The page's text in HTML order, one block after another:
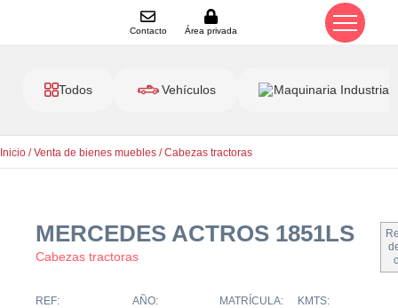
Contacto Área privada
Todos Vehículos Maquinaria Industrial
Inicio /Venta de bienes muebles /Cabezas tractoras
MERCEDES ACTROS 1851LS
Cabezas tractoras
REF: AÑO: MATRÍCULA: KMTS: